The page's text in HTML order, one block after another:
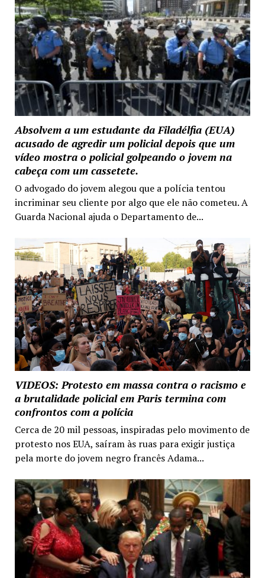
Absolvem a um estudante da Filadélfia (EUA)
acusado de agredir um policial depois que um
vídeo mostra o policial golpeando o jovem na
cabeça com um cassetete.
O advogado do jovem alegou que a polícia tentou
incriminar seu cliente por algo que ele não cometeu. A
Guarda Nacional ajuda o Departamento de...
VIDEOS: Protesto em massa contra o racismo e
a brutalidade policial em Paris termina com
confrontos com a polícia
Cerca de 20 mil pessoas, inspiradas pelo movimento de
protesto nos EUA, saíram às ruas para exigir justiça
pela morte do jovem negro francês Adama...